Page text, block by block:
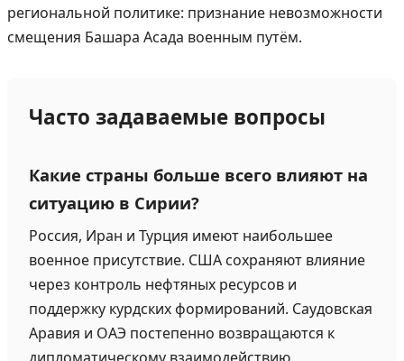
региональной политике: признание невозможности
смещения Башара Асада военным путём.
Часто задаваемые вопросы
Какие страны больше всего влияют на
ситуацию в Сирии?
Россия, Иран и Турция имеют наибольшее
военное присутствие. США сохраняют влияние
через контроль нефтяных ресурсов и
поддержку курдских формирований. Саудовская
Аравия и ОАЭ постепенно возвращаются к